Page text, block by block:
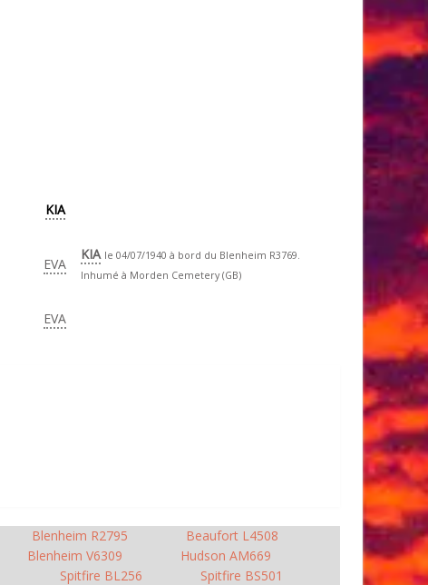
KIA
EVA
KIA le 04/07/1940 à bord du Blenheim R3769.
Inhumé à Morden Cemetery (GB)
EVA
Blenheim R2795
Beaufort L4508
Blenheim V6309
Hudson AM669
Spitfire BL256
Spitfire BS501